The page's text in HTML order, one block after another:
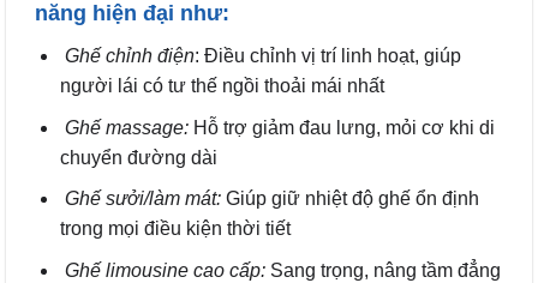
năng hiện đại như:
Ghế chỉnh điện: Điều chỉnh vị trí linh hoạt, giúp
người lái có tư thế ngồi thoải mái nhất
Ghế massage:Hỗ trợ giảm đau lưng, mỏi cơ khi di
chuyển đường dài
Ghế sưởi/làm mát:Giúp giữ nhiệt độ ghế ổn định
trong mọi điều kiện thời tiết
Ghế limousine cao cấp:Sang trọng, nâng tầm đẳng